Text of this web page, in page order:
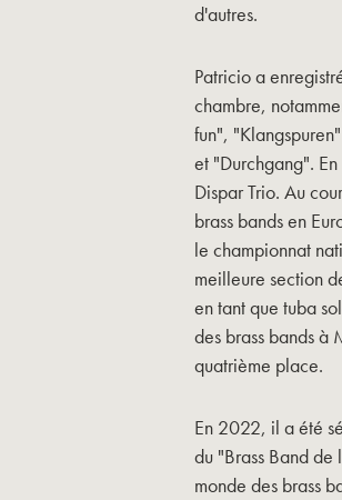
d'autres.
Patricio a
chambre,
fun",
et "Durchgang".
Dispar Trio. Au
brass bands en
le championnat
meilleure section
en tant que tuba
des brass bands à
quatrième place.
En 2022, il a été
du "Brass Band
monde des brass